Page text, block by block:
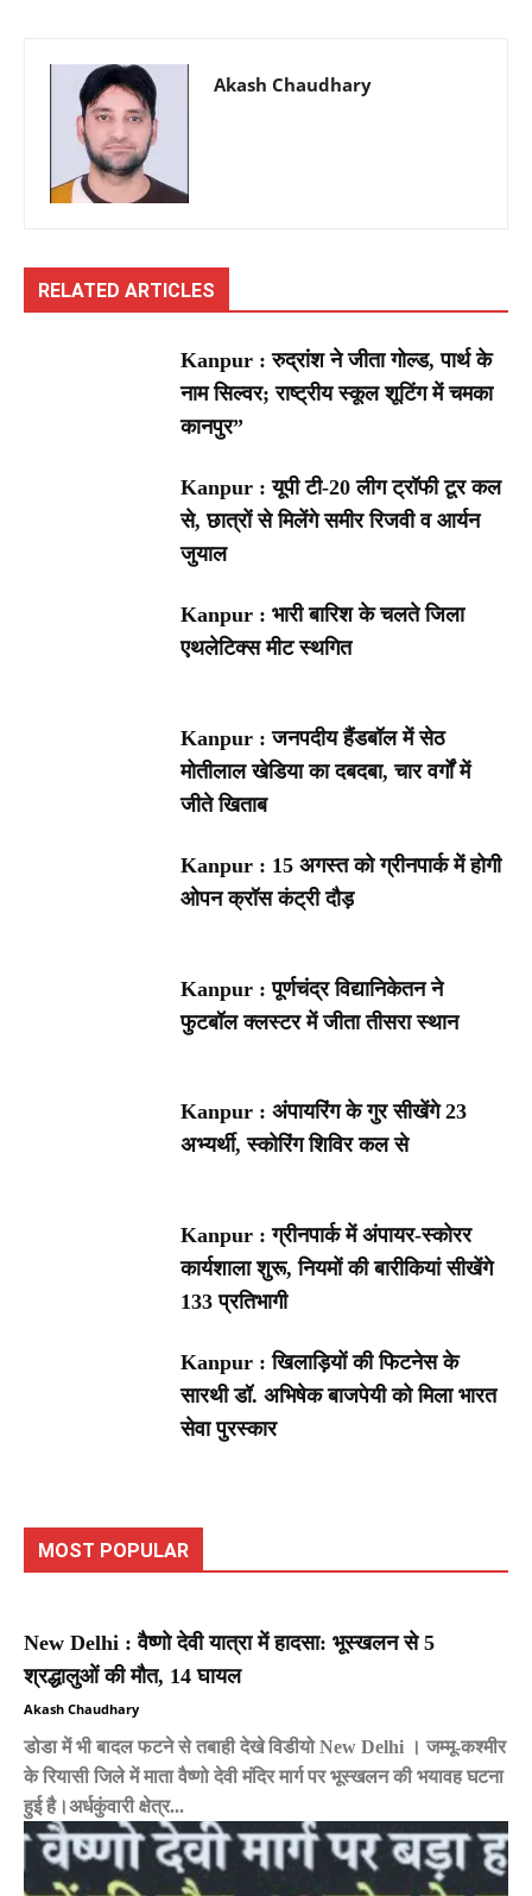
Akash Chaudhary
RELATED ARTICLES
Kanpur : रुद्रांश ने जीता गोल्ड, पार्थ के
नाम सिल्वर; राष्ट्रीय स्कूल शूटिंग में चमका
कानपुर”
Kanpur : यूपी टी-20 लीग ट्रॉफी टूर कल
से, छात्रों से मिलेंगे समीर रिजवी व आर्यन
जुयाल
Kanpur : भारी बारिश के चलते जिला
एथलेटिक्स मीट स्थगित
Kanpur : जनपदीय हैंडबॉल में सेठ
मोतीलाल खेडिया का दबदबा, चार वर्गों में
जीते खिताब
Kanpur : 15 अगस्त को ग्रीनपार्क में होगी
ओपन क्रॉस कंट्री दौड़
Kanpur : पूर्णचंद्र विद्यानिकेतन ने
फुटबॉल क्लस्टर में जीता तीसरा स्थान
Kanpur : अंपायरिंग के गुर सीखेंगे 23
अभ्यर्थी, स्कोरिंग शिविर कल से
Kanpur : ग्रीनपार्क में अंपायर-स्कोरर
कार्यशाला शुरू, नियमों की बारीकियां सीखेंगे
133 प्रतिभागी
Kanpur : खिलाड़ियों की फिटनेस के
सारथी डॉ. अभिषेक बाजपेयी को मिला भारत
सेवा पुरस्कार
MOST POPULAR
New Delhi : वैष्णो देवी यात्रा में हादसा: भूस्खलन से 5
श्रद्धालुओं की मौत, 14 घायल
Akash Chaudhary
डोडा में भी बादल फटने से तबाही देखे विडीयो New Delhi । जम्मू-कश्मीर
के रियासी जिले में माता वैष्णो देवी मंदिर मार्ग पर भूस्खलन की भयावह घटना
हुई है।अर्धकुंवारी क्षेत्र...